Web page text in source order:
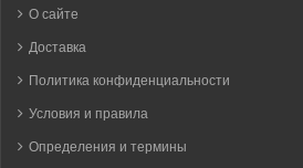
О сайте
Доставка
Политика конфиденциальности
Условия и правила
Определения и термины